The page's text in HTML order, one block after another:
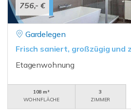
756,- €
Gardelegen
Frisch saniert, großzügig und
Etagenwohnung
108 m²
WOHNFLÄCHE
3
ZIMMER